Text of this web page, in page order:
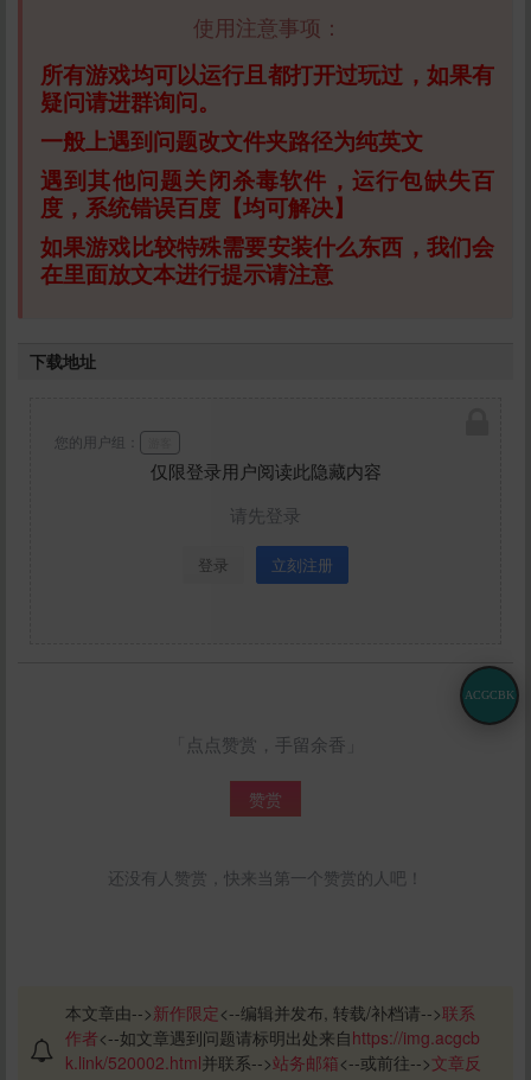
使用注意事项：
所有游戏均可以运行且都打开过玩过，如果有
疑问请进群询问。
一般上遇到问题改文件夹路径为纯英文
遇到其他问题关闭杀毒软件，运行包缺失百
度，系统错误百度【均可解决】
如果游戏比较特殊需要安装什么东西，我们会
在里面放文本进行提示请注意
下载地址
仅限登录用户阅读此隐藏内容
请先登录
登录 立刻注册
您的用户组：
「点点赞赏，手留余香」
赞赏
还没有人赞赏，快来当第一个赞赏的人吧！
本文章由-->新作限定<--编辑并发布, 转载/补档请-->联系
作者<--如文章遇到问题请标明出处来自https://img.acgcb
k.link/520002.html并联系-->站务邮箱<--或前往-->文章反
ACGCBK